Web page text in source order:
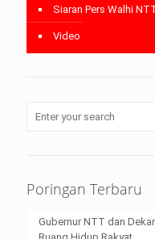
Siaran Pers Walhi
Video
Poringan Terbaru
Gubernur NTT dan